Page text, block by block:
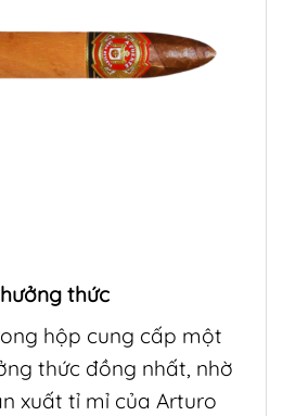
thức
hộp cung cấp một
thức đồng nhất, nhờ
xuất tỉ mỉ của Arturo